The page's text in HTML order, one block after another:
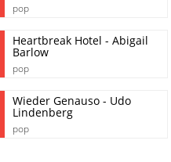
pop
Heartbreak Hotel - Abigail
Barlow
pop
Wieder Genauso - Udo
Lindenberg
pop